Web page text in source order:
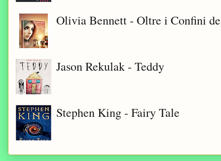
Olivia Bennett - Oltre i Confini
Jason Rekulak - Teddy
Stephen King - Fairy Tale